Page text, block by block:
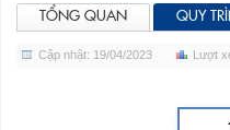
TỔNG QUAN
QUY
Cập nhật: 19/04/2023 Lượt